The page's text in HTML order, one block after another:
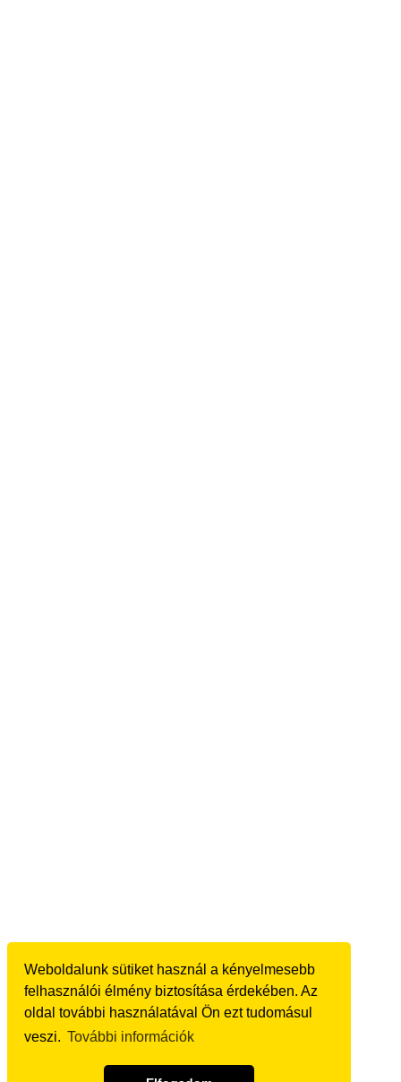
Weboldalunk sütiket használ a kényelmesebb
felhasználói élmény biztosítása érdekében. Az
oldal további használatával Ön ezt tudomásul
veszi. További információk